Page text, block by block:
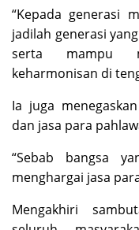
“Kepada generasi
jadilah generasi
serta mampu
keharmonisan di
Ia juga
dan jasa para
“Sebab bangsa
menghargai jasa
Mengakhiri